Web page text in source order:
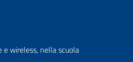
e wireless, nella scuola